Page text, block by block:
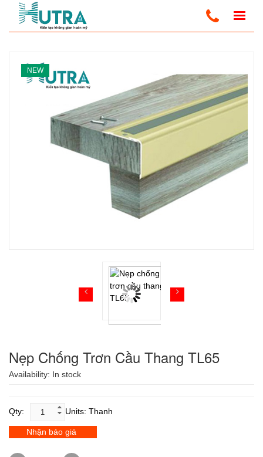
Home
Nẹp Chỉ, Phụ Kiện Ốp Tường
Nẹp Chống Trơn Cầu Thang
NEW
Nẹp Chống Trơn Cầu Thang TL65
Availability: In stock
Qty: Units: Thanh
Nhận báo giá